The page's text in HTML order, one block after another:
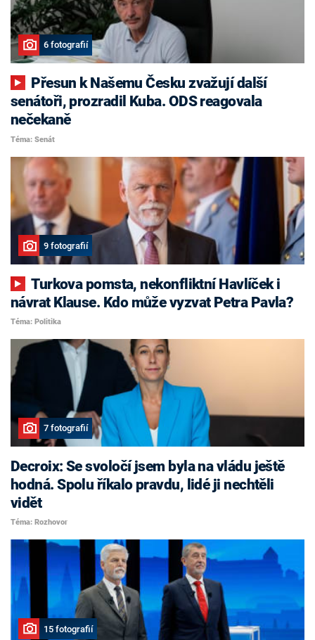
6 fotografií
senátoři, prozradil Kuba. ODS reagovala
nečekaně
Téma: Senát
9 fotografií
Turkova pomsta, nekonfliktní Havlíček i
návrat Klause. Kdo může vyzvat Petra Pavla?
Téma: Politika
7 fotografií
Decroix: Se svoločí jsem byla na vládu ještě
hodná. Spolu říkalo pravdu, lidé ji nechtěli
vidět
Téma: Rozhovor
15 fotografií